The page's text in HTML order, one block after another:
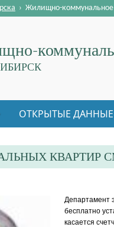
› Жилищно-коммунальное
ОТКРЫТЫЕ ДАННЫЕ
КВАРТИР
Департамент
бесплатно
касается